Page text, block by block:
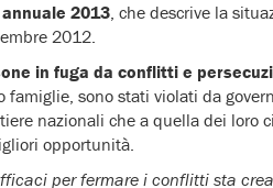
2013, che descrive la
2012.
in fuga da conflitti e
famiglie, sono stati violati da
nazionali che a quella dei loro
opportunità.
per fermare i conflitti sta